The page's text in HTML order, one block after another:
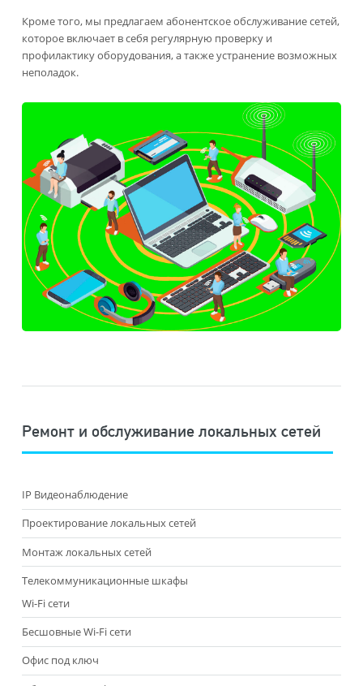
Кроме того, мы предлагаем абонентское обслуживание сетей,
которое включает в себя регулярную проверку и
профилактику оборудования, а также устранение возможных
неполадок.
Ремонт и обслуживание локальных сетей
IP Видеонаблюдение
Проектирование локальных сетей
Монтаж локальных сетей
Телекоммуникационные шкафы
Wi-Fi сети
Бесшовные Wi-Fi сети
Офис под ключ